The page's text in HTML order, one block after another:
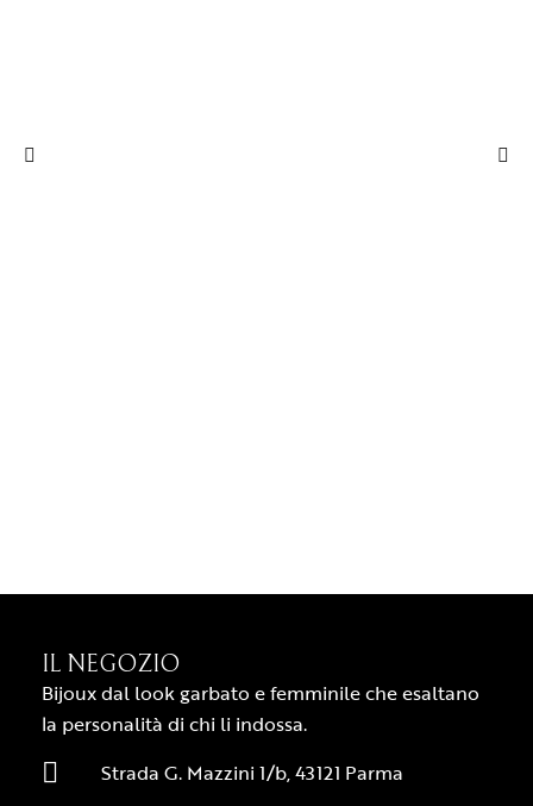
IL NEGOZIO
Bijoux dal look garbato e femminile che esaltano
la personalità di chi li indossa.
Strada G. Mazzini 1/b, 43121 Parma